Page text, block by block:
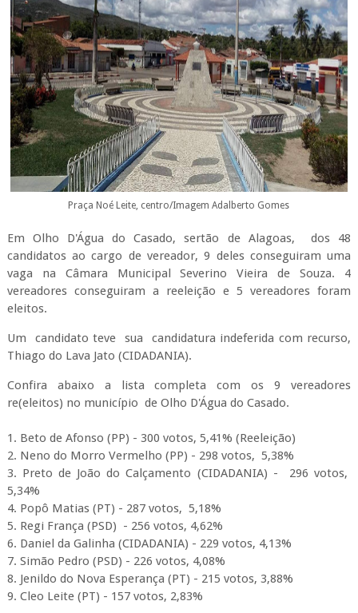
Praça Noé Leite, centro/Imagem Adalberto Gomes
Em Olho D'Água do Casado, sertão de Alagoas, dos 48
candidatos ao cargo de vereador, 9 deles conseguiram uma
vaga na Câmara Municipal Severino Vieira de Souza. 4
vereadores conseguiram a reeleição e 5 vereadores foram
eleitos.
Um candidato teve sua candidatura indeferida com recurso,
Thiago do Lava Jato (CIDADANIA).
Confira abaixo a lista completa com os 9 vereadores
re(eleitos) no município de Olho D'Água do Casado.
1. Beto de Afonso (PP) - 300 votos, 5,41% (Reeleição)
2. Neno do Morro Vermelho (PP) - 298 votos, 5,38%
3. Preto de João do Calçamento (CIDADANIA) - 296 votos,
5,34%
4. Popô Matias (PT) - 287 votos, 5,18%
5. Regi França (PSD) - 256 votos, 4,62%
6. Daniel da Galinha (CIDADANIA) - 229 votos, 4,13%
7. Simão Pedro (PSD) - 226 votos, 4,08%
8. Jenildo do Nova Esperança (PT) - 215 votos, 3,88%
9. Cleo Leite (PT) - 157 votos, 2,83%